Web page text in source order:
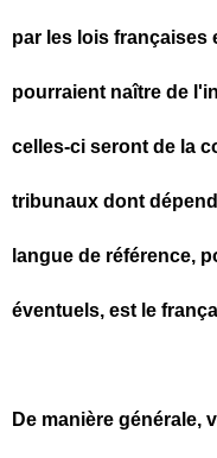
par les lois françaises
pourraient naître de
celles-ci seront de la
tribunaux dont
langue de référence,
éventuels, est le
De manière générale,